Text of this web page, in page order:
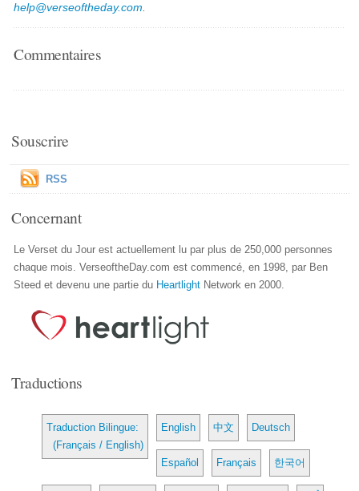
help@verseoftheday.com
Commentaires
Souscrire
RSS
Concernant
Le Verset du Jour est actuellement lu par plus de 250,000 personnes
chaque mois. VerseoftheDay.com est commencé, en 1998, par Ben
Steed et devenu une partie du Heartlight Network en 2000.
Traductions
Traduction Bilingue:
(Français / English)
English 中文 Deutsch
Español Français 한국어